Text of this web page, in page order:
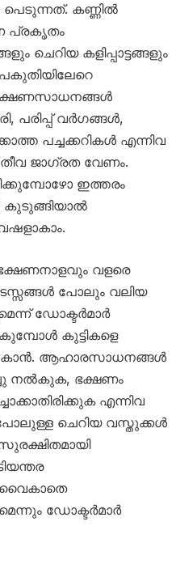
കണ്ണിൽ
പ്രകൃതം
ചെറിയ കളിപ്പാട്ടങ്ങളും
പരിപ്പ് വർഗങ്ങൾ,
പച്ചക്കറികൾ എന്നിവ
ജാഗ്രത വേണം.
ഇത്തരം
കുടുങ്ങിയാൽ
വളരെ
പോലും വലിയ
ഡോക്ടർമാർ
കുട്ടികളെ
ആഹാരസാധനങ്ങൾ
നൽകുക, ഭക്ഷണം
എന്നിവ
ചെറിയ വസ്തുക്കൾ
സുരക്ഷിതമായി
വൈകാതെ
ഡോക്ടർമാർ